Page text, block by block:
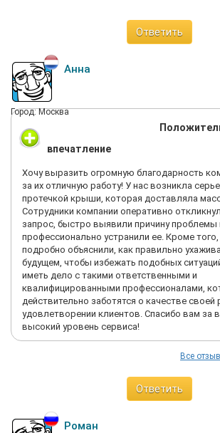
Ответить
Анна
Город: Москва
впечатление
Хочу выразить огромную благодарность
за их отличную работу! У нас возникла
протечкой крыши, которая доставляла
Сотрудники компании оперативно
запрос, быстро выявили причину проблемы
профессионально устранили ее. Кроме
подробно объяснили, как правильно
будущем, чтобы избежать подобных
иметь дело с такими ответственными и
квалифицированными профессионалами,
действительно заботятся о качестве своей
удовлетворении клиентов. Спасибо вам за
высокий уровень сервиса!
Все
Ответить
Роман